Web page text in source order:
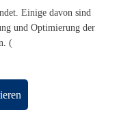
Universität Bremen
Universität Bremen
Einige davon sind
und Optimierung der
(